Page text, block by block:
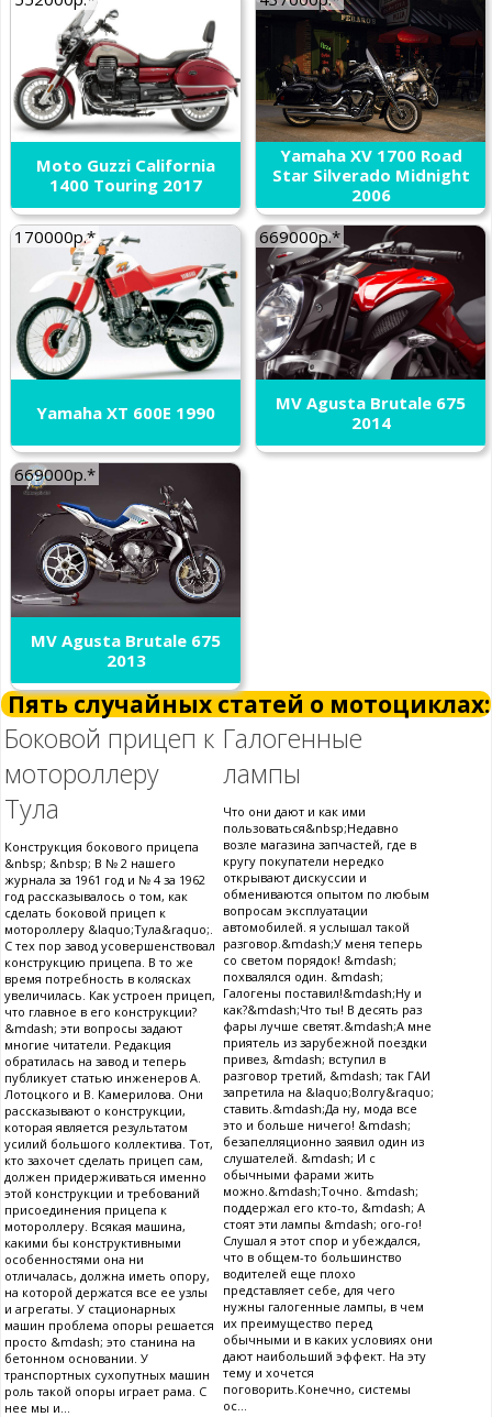
Moto Guzzi California
1400 Touring 2017
Yamaha XV 1700 Road
Star Silverado Midnight
2006
170000р.*
Yamaha XT 600E 1990
669000р.*
MV Agusta Brutale 675
2014
669000р.*
MV Agusta Brutale 675
2013
Пять случайных статей о мотоциклах:
Боковой прицеп к
мотороллеру
Тула
Конструкция бокового прицепа
&nbsp; &nbsp; В № 2 нашего
журнала за 1961 год и № 4 за 1962
год рассказывалось о том, как
сделать боковой прицеп к
мотороллеру &laquo;Тула&raquo;.
С тех пор завод усовершенствовал
конструкцию прицепа. В то же
время потребность в колясках
увеличилась. Как устроен прицеп,
что главное в его конструкции?
&mdash; эти вопросы задают
многие читатели. Редакция
обратилась на завод и теперь
публикует статью инженеров А.
Лотоцкого и В. Камерилова. Они
рассказывают о конструкции,
которая является результатом
усилий большого коллектива. Тот,
кто захочет сделать прицеп сам,
должен придерживаться именно
этой конструкции и требований
присоединения прицепа к
мотороллеру. Всякая машина,
какими бы конструктивными
особенностями она ни
отличалась, должна иметь опору,
на которой держатся все ее узлы
и агрегаты. У стационарных
машин проблема опоры решается
просто &mdash; это станина на
бетонном основании. У
транспортных сухопутных машин
роль такой опоры играет рама. С
нее мы и...
Галогенные
лампы
Что они дают и как ими
пользоваться&nbsp;Недавно
возле магазина запчастей, где в
кругу покупатели нередко
открывают дискуссии и
обмениваются опытом по любым
вопросам эксплуатации
автомобилей. я услышал такой
разговор.&mdash;У меня теперь
со светом порядок! &mdash;
похвалялся один. &mdash;
Галогены поставил!&mdash;Ну и
как?&mdash;Что ты! В десять раз
фары лучше светят.&mdash;А мне
приятель из зарубежной поездки
привез, &mdash; вступил в
разговор третий, &mdash; так ГАИ
запретила на &laquo;Волгу&raquo;
ставить.&mdash;Да ну, мода все
это и больше ничего! &mdash;
безапелляционно заявил один из
слушателей. &mdash; И с
обычными фарами жить
можно.&mdash;Точно. &mdash;
поддержал его кто-то, &mdash; А
стоят эти лампы &mdash; ого-го!
Слушал я этот спор и убеждался,
что в общем-то большинство
водителей еще плохо
представляет себе, для чего
нужны галогенные лампы, в чем
их преимущество перед
обычными и в каких условиях они
дают наибольший эффект. На эту
тему и хочется
поговорить.Конечно, системы
ос...